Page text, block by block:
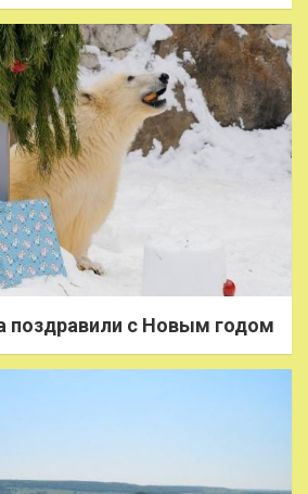
поздравили с Новым годом